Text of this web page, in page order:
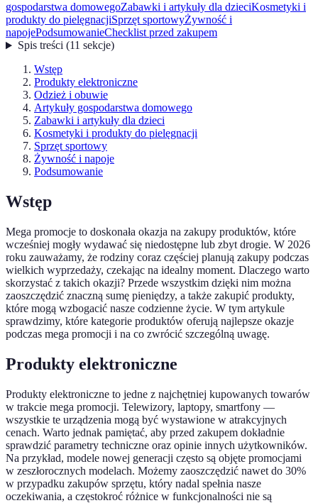
gospodarstwa domowegoZabawki i artykuły dla dzieciKosmetyki i
produkty do pielęgnacjiSprzęt sportowyŻywność i
napojePodsumowanieChecklist przed zakupem
Spis treści(11 sekcje)
Wstęp
Produkty elektroniczne
Odzież i obuwie
Artykuły gospodarstwa domowego
Zabawki i artykuły dla dzieci
Kosmetyki i produkty do pielęgnacji
Sprzęt sportowy
Żywność i napoje
Podsumowanie
Wstęp
Mega promocje to doskonała okazja na zakupy produktów, które
wcześniej mogły wydawać się niedostępne lub zbyt drogie. W 2026
roku zauważamy, że rodziny coraz częściej planują zakupy podczas
wielkich wyprzedaży, czekając na idealny moment. Dlaczego warto
skorzystać z takich okazji? Przede wszystkim dzięki nim można
zaoszczędzić znaczną sumę pieniędzy, a także zakupić produkty,
które mogą wzbogacić nasze codzienne życie. W tym artykule
sprawdzimy, które kategorie produktów oferują najlepsze okazje
podczas mega promocji i na co zwrócić szczególną uwagę.
Produkty elektroniczne
Produkty elektroniczne to jedne z najchętniej kupowanych towarów
w trakcie mega promocji. Telewizory, laptopy, smartfony —
wszystkie te urządzenia mogą być wystawione w atrakcyjnych
cenach. Warto jednak pamiętać, aby przed zakupem dokładnie
sprawdzić parametry techniczne oraz opinie innych użytkowników.
Na przykład, modele nowej generacji często są objęte promocjami
w zeszłorocznych modelach. Możemy zaoszczędzić nawet do 30%
w przypadku zakupów sprzętu, który nadal spełnia nasze
oczekiwania, a częstokroć różnice w funkcjonalności nie są